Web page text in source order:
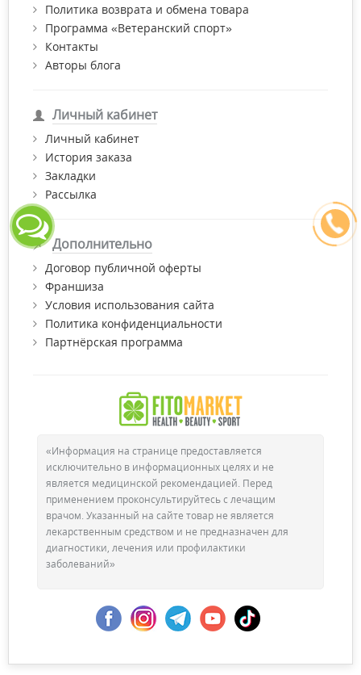
Политика возврата и обмена товара
Программа «Ветеранский спорт»
Контакты
Авторы блога
Личный кабинет
Личный кабинет
История заказа
Закладки
Рассылка
Дополнительно
Договор публичной оферты
Франшиза
Условия использования сайта
Политика конфиденциальности
Партнёрская программа
«Информация на странице предоставляется
исключительно в информационных целях и не
является медицинской рекомендацией. Перед
применением проконсультируйтесь с лечащим
врачом. Указанный на сайте товар не является
лекарственным средством и не предназначен для
диагностики, лечения или профилактики
заболеваний»